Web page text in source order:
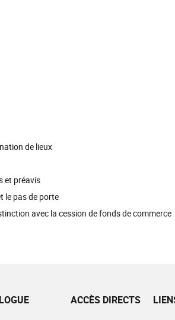
de lieux
et préavis
le pas de porte
avec la cession de fonds de commerce
ACCÈS DIRECTS